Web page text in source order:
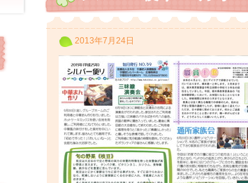
2013年7月24日